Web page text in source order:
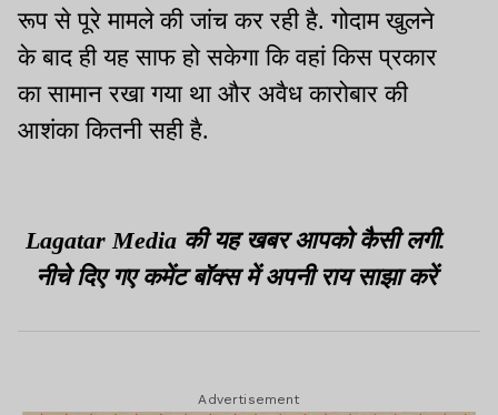
रूप से पूरे मामले की जांच कर रही है. गोदाम खुलने
के बाद ही यह साफ हो सकेगा कि वहां किस प्रकार
का सामान रखा गया था और अवैध कारोबार की
आशंका कितनी सही है.
Lagatar Media की यह खबर आपको कैसी लगी.
नीचे दिए गए कमेंट बॉक्स में अपनी राय साझा करें
Advertisement